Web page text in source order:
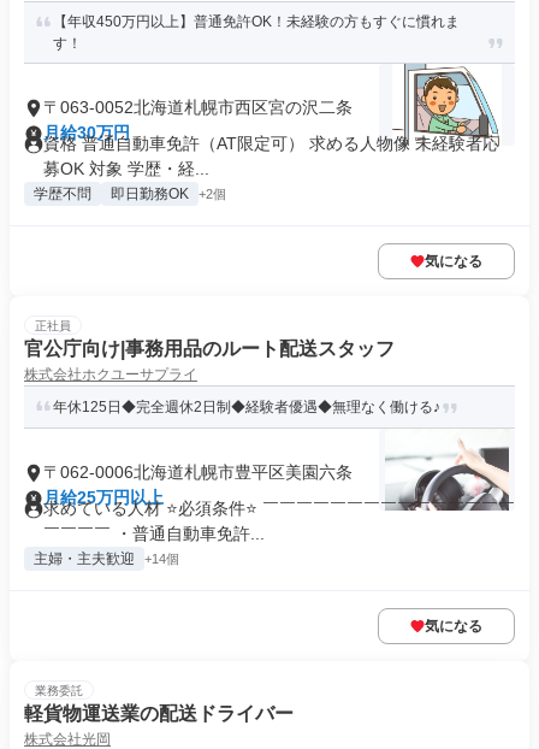
【年収450万円以上】普通免許OK！未経験の方もすぐに慣れま
す！
〒063-0052北海道札幌市西区宮の沢二条
月給30万円
資格 普通自動車免許（AT限定可） 求める人物像 未経験者応
募OK 対象 学歴・経...
学歴不問 即日勤務OK +2個
気になる
正社員
官公庁向け|事務用品のルート配送スタッフ
株式会社ホクユーサプライ
年休125日◆完全週休2日制◆経験者優遇◆無理なく働ける♪
〒062-0006北海道札幌市豊平区美園六条
月給25万円以上
求めている人材 ⭐必須条件⭐ ￣￣￣￣￣￣￣￣￣￣￣￣￣￣￣
￣￣￣￣ ・普通自動車免許...
主婦・主夫歓迎 +14個
気になる
業務委託
軽貨物運送業の配送ドライバー
株式会社光岡